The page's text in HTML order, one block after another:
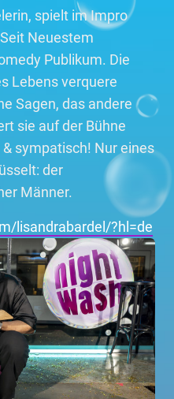
spielt im Impro
Neuestem
Publikum. Die
Lebens verquere
Sagen, das andere
sie auf der Bühne
sympatisch! Nur eines
der
Männer.
lisandrabardel/?hl=de